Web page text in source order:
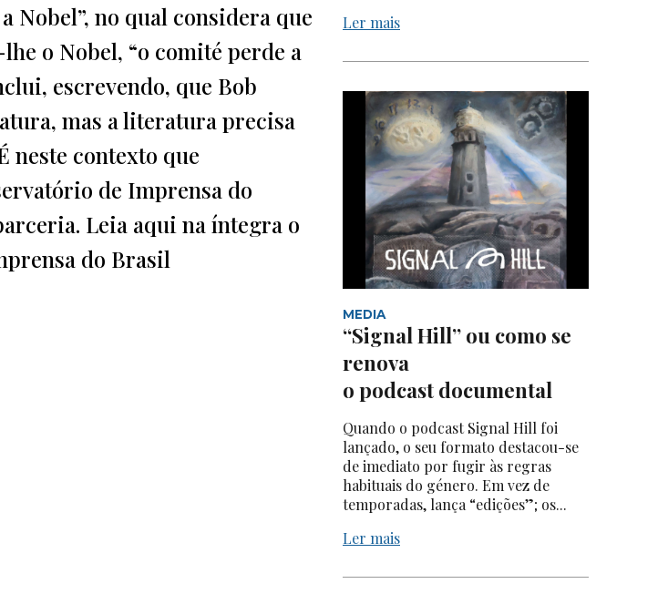
Nobel”, no qual considera que
o Nobel, “o comité perde a
escrevendo, que Bob
mas a literatura precisa
neste contexto que
de Imprensa do
Leia aqui na íntegra o
do Brasil
Ler mais
MEDIA
“Signal Hill” ou como se
renova
o podcast documental
Quando o podcast Signal Hill foi
lançado, o seu formato destacou-se
de imediato por fugir às regras
habituais do género. Em vez de
temporadas, lança “edições”; os...
Ler mais